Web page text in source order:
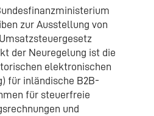
zur Ausstellung von
der Neuregelung ist die
elektronischen
für inländische B2B-
für steuerfreie
und